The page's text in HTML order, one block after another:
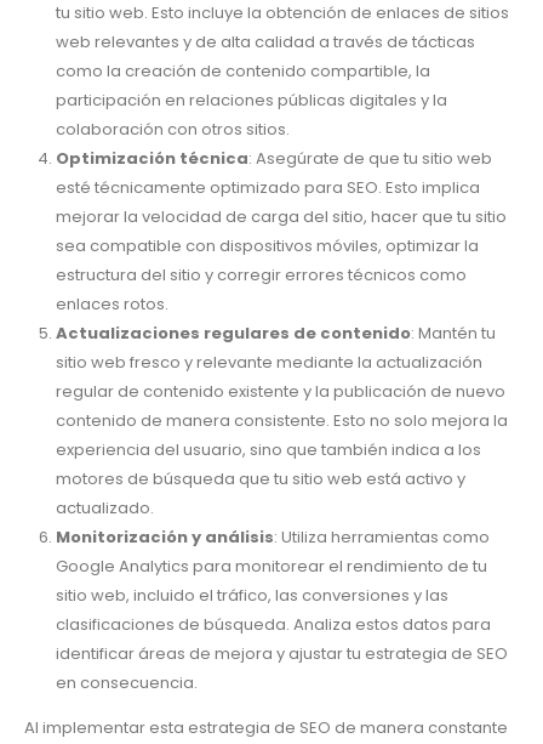
tu sitio web. Esto incluye la obtención de enlaces de sitios
web relevantes y de alta calidad a través de tácticas
como la creación de contenido compartible, la
participación en relaciones públicas digitales y la
colaboración con otros sitios.
Optimización técnica: Asegúrate de que tu sitio web
esté técnicamente optimizado para SEO. Esto implica
mejorar la velocidad de carga del sitio, hacer que tu sitio
sea compatible con dispositivos móviles, optimizar la
estructura del sitio y corregir errores técnicos como
enlaces rotos.
Actualizaciones regulares de contenido: Mantén tu
sitio web fresco y relevante mediante la actualización
regular de contenido existente y la publicación de nuevo
contenido de manera consistente. Esto no solo mejora la
experiencia del usuario, sino que también indica a los
motores de búsqueda que tu sitio web está activo y
actualizado.
Monitorización y análisis: Utiliza herramientas como
Google Analytics para monitorear el rendimiento de tu
sitio web, incluido el tráfico, las conversiones y las
clasificaciones de búsqueda. Analiza estos datos para
identificar áreas de mejora y ajustar tu estrategia de SEO
en consecuencia.
Al implementar esta estrategia de SEO de manera constante